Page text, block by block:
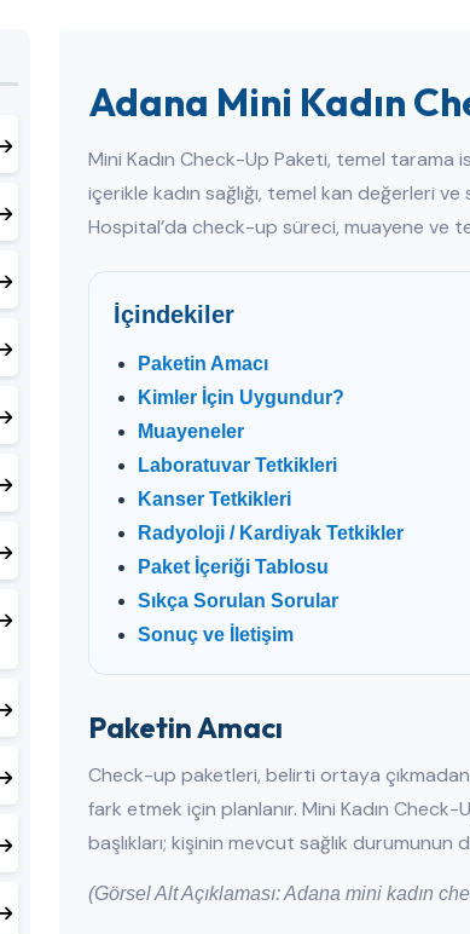
Adana Mini Kadın
Mini Kadın Check-Up Paketi, temel tarama
içerikle kadın sağlığı, temel kan değerleri
Hospital’da check-up süreci, muayene ve
İçindekiler
Paketin Amacı
Kimler İçin Uygundur?
Muayeneler
Laboratuvar Tetkikleri
Kanser Tetkikleri
Radyoloji / Kardiyak Tetkikler
Paket İçeriği Tablosu
Sıkça Sorulan Sorular
Sonuç ve İletişim
Paketin Amacı
Check-up paketleri, belirti ortaya
fark etmek için planlanır. Mini Kadın
başlıkları; kişinin mevcut sağlık durumunun
(Görsel Alt Açıklaması: Adana mini kadın